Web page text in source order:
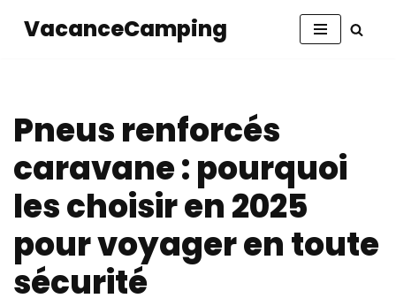
VacanceCamping
Pneus renforcés
caravane : pourquoi
les choisir en 2025
pour voyager en toute
sécurité